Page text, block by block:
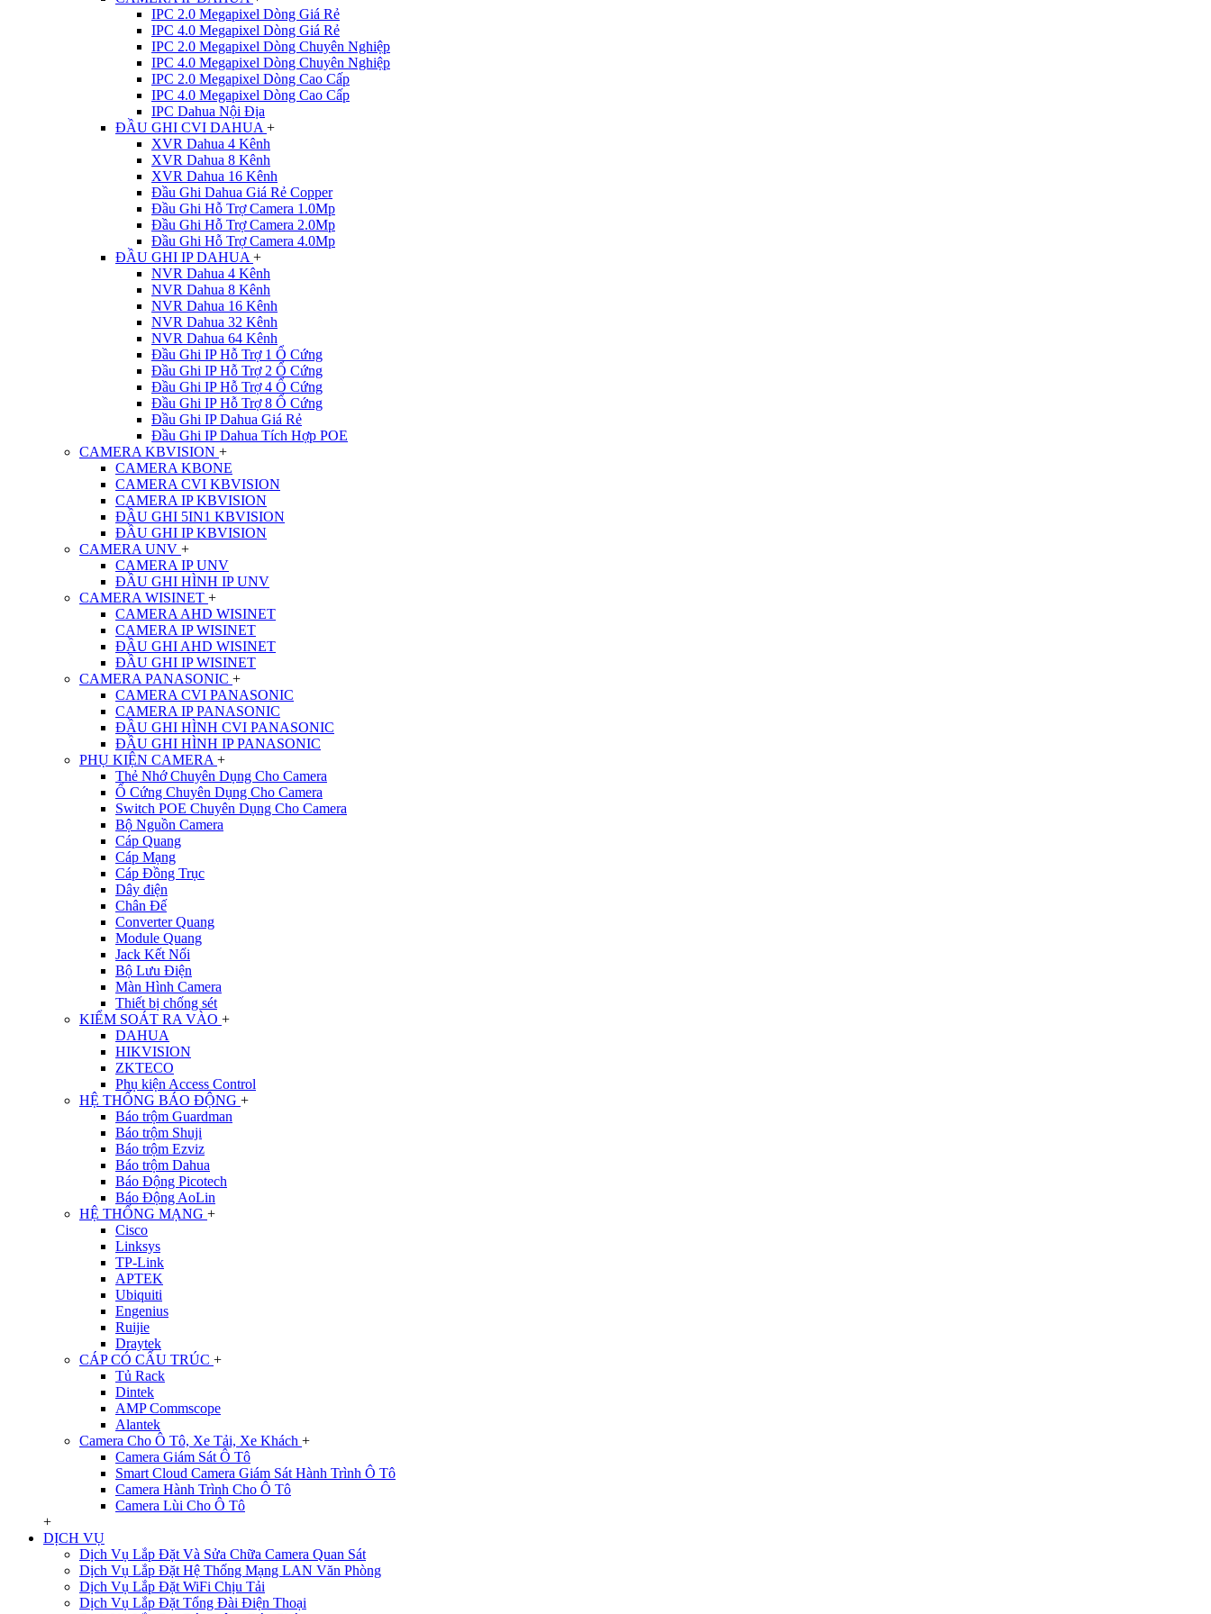
IPC 2.0 Megapixel Dòng Giá Rẻ
IPC 4.0 Megapixel Dòng Giá Rẻ
IPC 2.0 Megapixel Dòng Chuyên Nghiệp
IPC 4.0 Megapixel Dòng Chuyên Nghiệp
IPC 2.0 Megapixel Dòng Cao Cấp
IPC 4.0 Megapixel Dòng Cao Cấp
IPC Dahua Nội Địa
ĐẦU GHI CVI DAHUA +
XVR Dahua 4 Kênh
XVR Dahua 8 Kênh
XVR Dahua 16 Kênh
Đầu Ghi Dahua Giá Rẻ Copper
Đầu Ghi Hỗ Trợ Camera 1.0Mp
Đầu Ghi Hỗ Trợ Camera 2.0Mp
Đầu Ghi Hỗ Trợ Camera 4.0Mp
ĐẦU GHI IP DAHUA +
NVR Dahua 4 Kênh
NVR Dahua 8 Kênh
NVR Dahua 16 Kênh
NVR Dahua 32 Kênh
NVR Dahua 64 Kênh
Đầu Ghi IP Hỗ Trợ 1 Ổ Cứng
Đầu Ghi IP Hỗ Trợ 2 Ổ Cứng
Đầu Ghi IP Hỗ Trợ 4 Ổ Cứng
Đầu Ghi IP Hỗ Trợ 8 Ổ Cứng
Đầu Ghi IP Dahua Giá Rẻ
Đầu Ghi IP Dahua Tích Hợp POE
CAMERA KBVISION +
CAMERA KBONE
CAMERA CVI KBVISION
CAMERA IP KBVISION
ĐẦU GHI 5IN1 KBVISION
ĐẦU GHI IP KBVISION
CAMERA UNV +
CAMERA IP UNV
ĐẦU GHI HÌNH IP UNV
CAMERA WISINET +
CAMERA AHD WISINET
CAMERA IP WISINET
ĐẦU GHI AHD WISINET
ĐẦU GHI IP WISINET
CAMERA PANASONIC +
CAMERA CVI PANASONIC
CAMERA IP PANASONIC
ĐẦU GHI HÌNH CVI PANASONIC
ĐẦU GHI HÌNH IP PANASONIC
PHỤ KIỆN CAMERA +
Thẻ Nhớ Chuyên Dụng Cho Camera
Ổ Cứng Chuyên Dụng Cho Camera
Switch POE Chuyên Dụng Cho Camera
Bộ Nguồn Camera
Cáp Quang
Cáp Mạng
Cáp Đồng Trục
Dây điện
Chân Đế
Converter Quang
Module Quang
Jack Kết Nối
Bộ Lưu Điện
Màn Hình Camera
Thiết bị chống sét
KIỂM SOÁT RA VÀO +
DAHUA
HIKVISION
ZKTECO
Phụ kiện Access Control
HỆ THỐNG BÁO ĐỘNG +
Báo trộm Guardman
Báo trộm Shuji
Báo trộm Ezviz
Báo trộm Dahua
Báo Động Picotech
Báo Động AoLin
HỆ THỐNG MẠNG +
Cisco
Linksys
TP-Link
APTEK
Ubiquiti
Engenius
Ruijie
Draytek
CÁP CÓ CẤU TRÚC +
Tủ Rack
Dintek
AMP Commscope
Alantek
Camera Cho Ô Tô, Xe Tải, Xe Khách +
Camera Giám Sát Ô Tô
Smart Cloud Camera Giám Sát Hành Trình Ô Tô
Camera Hành Trình Cho Ô Tô
Camera Lùi Cho Ô Tô
+
DỊCH VỤ
Dịch Vụ Lắp Đặt Và Sửa Chữa Camera Quan Sát
Dịch Vụ Lắp Đặt Hệ Thống Mạng LAN Văn Phòng
Dịch Vụ Lắp Đặt WiFi Chịu Tải
Dịch Vụ Lắp Đặt Tổng Đài Điện Thoại